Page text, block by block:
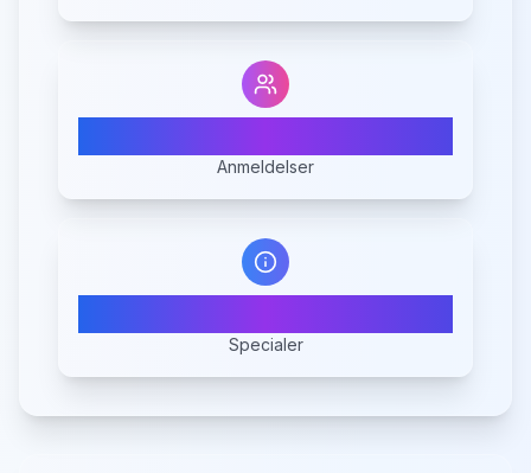
Anmeldelser
Specialer